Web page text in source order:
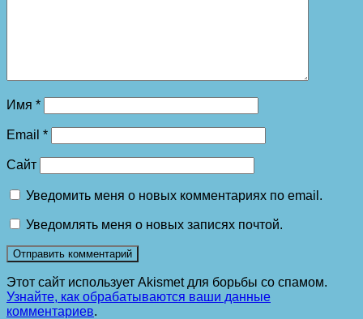
Имя *
Email *
Сайт
Уведомить меня о новых комментариях по email.
Уведомлять меня о новых записях почтой.
Этот сайт использует Akismet для борьбы со спамом.
Узнайте, как обрабатываются ваши данные
комментариев.